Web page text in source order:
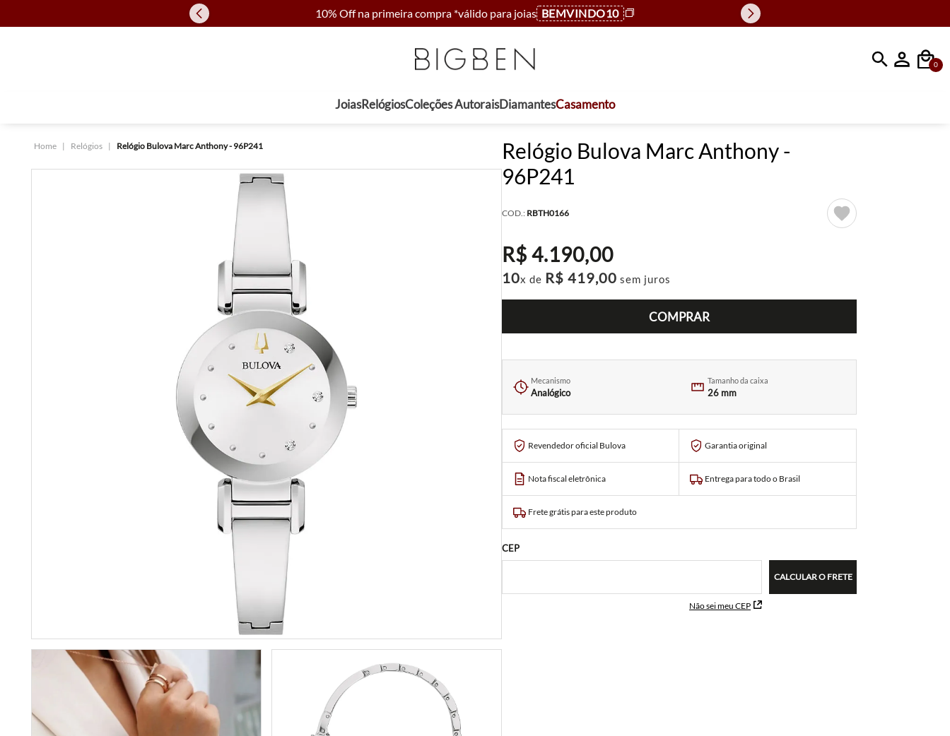
10% Off na primeira compra *válido para joias BEMVINDO10
Faça sua busca
0
JoiasRelógiosColeções AutoraisDiamantesCasamento
Relógios Relógio Bulova Marc Anthony - 96P241
Relógio Bulova Marc Anthony -
96P241
COD.: RBTH0166
R$ 4.190,00
10x de R$ 419,00 sem juros
COMPRAR
Mecanismo
Analógico
Tamanho da caixa
26 mm
Revendedor oficial Bulova Garantia original
Nota fiscal eletrônica Entrega para todo o Brasil
Frete grátis para este produto
CEP
Não sei meu CEP
CALCULAR O FRETE